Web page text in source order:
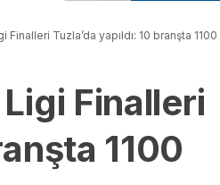
Finalleri Tuzla’da yapıldı: 10 branşta
Finalleri
1100